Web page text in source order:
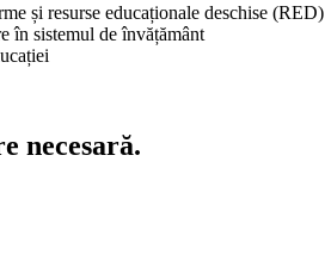
și resurse educaționale deschise (RED)
în sistemul de învățământ
necesară.